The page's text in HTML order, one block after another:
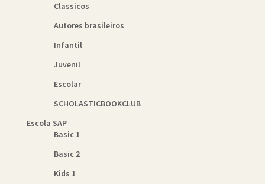
Classicos
Autores brasileiros
Infantil
Juvenil
Escolar
SCHOLASTICBOOKCLUB
Escola SAP
Basic 1
Basic 2
Kids 1